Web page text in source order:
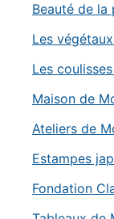
Beauté de la
Les
Les
Maison de
Ateliers de
Estampes
Fondation